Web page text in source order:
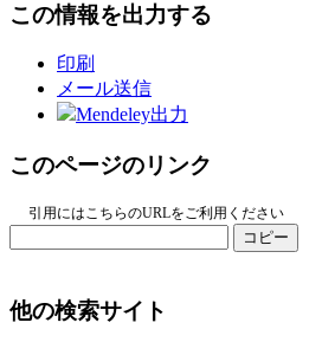
この情報を出力する
印刷
メール送信
Mendeley出力
このページのリンク
引用にはこちらのURLをご利用ください
コピー
他の検索サイト